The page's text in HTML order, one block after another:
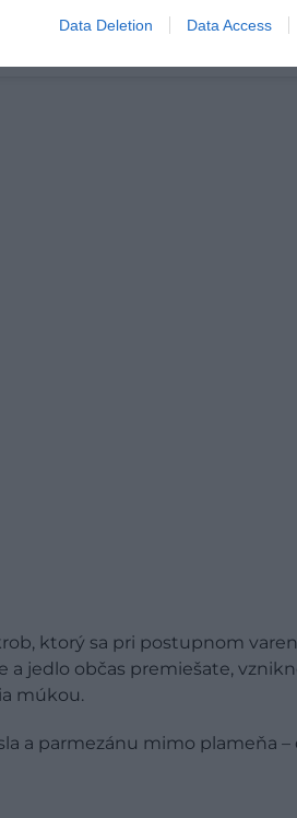
Data Deletion Data Access
ktorý sa pri postupnom
jedlo občas premiešate,
múkou.
a parmezánu mimo plameňa